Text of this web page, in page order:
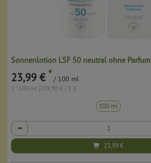
Sonnenlotion LSF 50 neutral ohne Parfum
23,99 € * / 100 ml
1 * 100 ml (239,90 € / 1 l)
100 ml
Anzahl
23,99€